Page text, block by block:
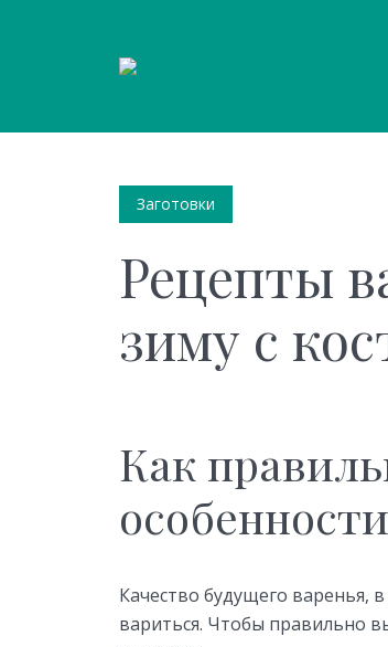
Заготовки
Рецепты
зиму с
Как
Качество будущего варенья,
вариться. Чтобы правильно